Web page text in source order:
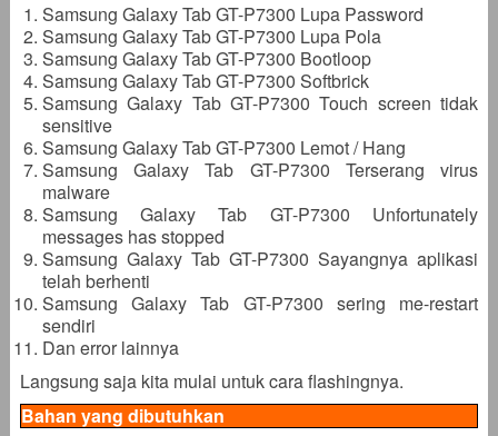
Samsung Galaxy Tab GT-P7300 Lupa Password
Samsung Galaxy Tab GT-P7300 Lupa Pola
Samsung Galaxy Tab GT-P7300 Bootloop
Samsung Galaxy Tab GT-P7300 Softbrick
Samsung Galaxy Tab GT-P7300 Touch screen tidak
sensitive
Samsung Galaxy Tab GT-P7300 Lemot / Hang
Samsung Galaxy Tab GT-P7300 Terserang virus
malware
Samsung Galaxy Tab GT-P7300 Unfortunately
messages has stopped
Samsung Galaxy Tab GT-P7300 Sayangnya aplikasi
telah berhenti
Samsung Galaxy Tab GT-P7300 sering me-restart
sendiri
Dan error lainnya
Langsung saja kita mulai untuk cara flashingnya.
Bahan yang dibutuhkan